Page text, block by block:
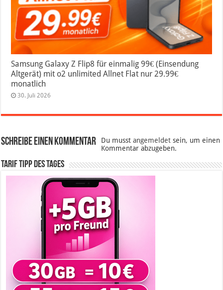
Samsung Galaxy Z Flip8 für einmalig 99€ (Einsendung
Altgerät) mit o2 unlimited Allnet Flat nur 29.99€
monatlich
30. Juli 2026
Schreibe einen Kommentar Du musstangemeldet sein, um einen
Kommentar abzugeben.
Tarif Tipp des Tages